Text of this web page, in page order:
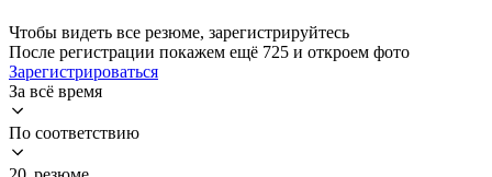
Чтобы видеть все резюме, зарегистрируйтесь
После регистрации покажем ещё 725 и откроем фото
Зарегистрироваться
За всё время
По соответствию